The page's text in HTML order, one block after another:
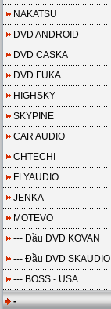
NAKATSU
DVD ANDROID
DVD CASKA
DVD FUKA
HIGHSKY
SKYPINE
CAR AUDIO
CHTECHI
FLYAUDIO
JENKA
MOTEVO
--- Đầu DVD KOVAN
--- Đầu DVD SKAUDIO
--- BOSS - USA
-